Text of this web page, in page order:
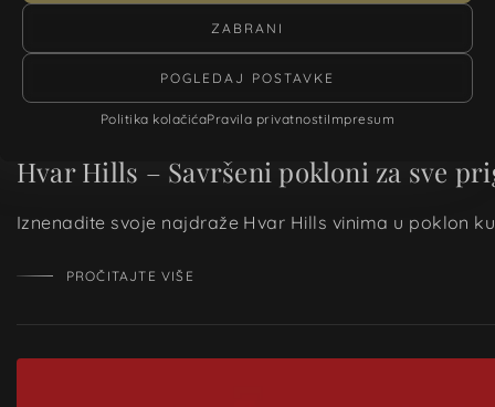
ZABRANI
POGLEDAJ POSTAVKE
Politika kolačićaPravila privatnostiImpresum
Hvar Hills – Savršeni pokloni za sve
Iznenadite svoje najdraže Hvar Hills vinima u poklon
PROČITAJTE VIŠE